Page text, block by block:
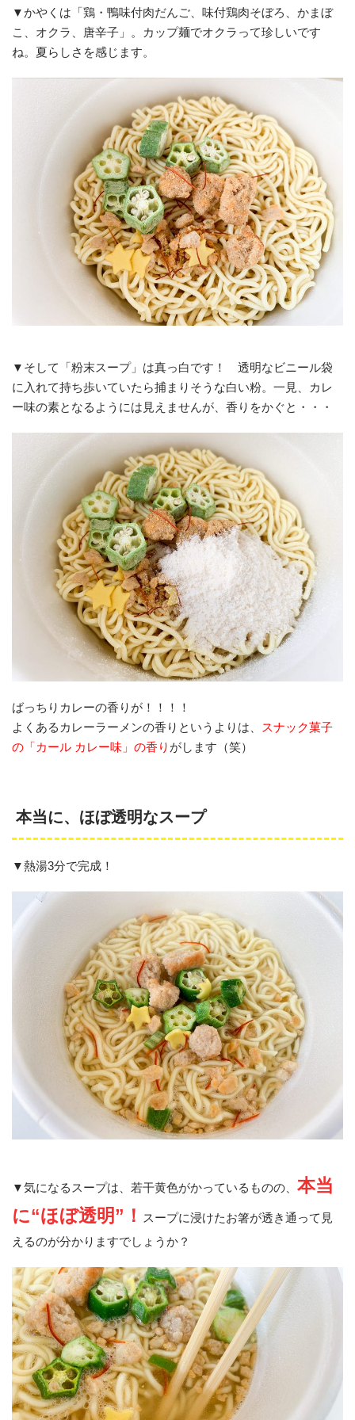
▼かやくは「鶏・鴨味付肉だんご、味付鶏肉そぼろ、かまぼ
こ、オクラ、唐辛子」。カップ麺でオクラって珍しいです
ね。夏らしさを感じます。
▼そして「粉末スープ」は真っ白です！ 透明なビニール袋
に入れて持ち歩いていたら捕まりそうな白い粉。一見、カレ
ー味の素となるようには見えませんが、香りをかぐと・・・
ばっちりカレーの香りが！！！！
よくあるカレーラーメンの香りというよりは、
スナック菓子
の「カール カレー味」の香り がします（笑）
本当に、ほぼ透明なスープ
▼熱湯3分で完成！
▼気になるスープは、若干黄色がかっているものの、 本当
に“ほぼ透明”！
スープに浸けたお箸が透き通って見
えるのが分かりますでしょうか？